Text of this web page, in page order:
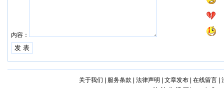
内容：
关于我们 服务条款 法律声明 文章发布| 在线留言|